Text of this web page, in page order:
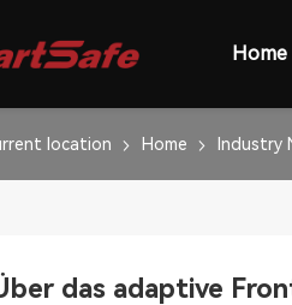
Home
location Home Industry
das adaptive